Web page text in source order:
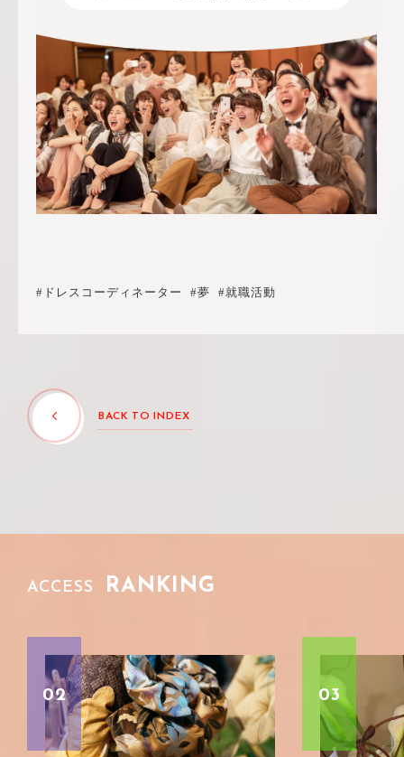
#ドレスコーディネーター #夢 #就職活動
BACK TO INDEX
ACCESS RANKING
03